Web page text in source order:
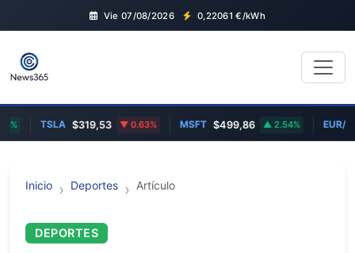
Vie 07/08/2026 0,22061 €/kWh
TSLA $319,53 0.63% MSFT $499,86 2.54% EUR/
Inicio Deportes Artículo
DEPORTES